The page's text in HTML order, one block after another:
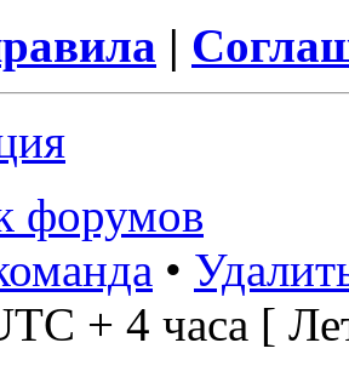
|
форумов
•
+ 4 часа [